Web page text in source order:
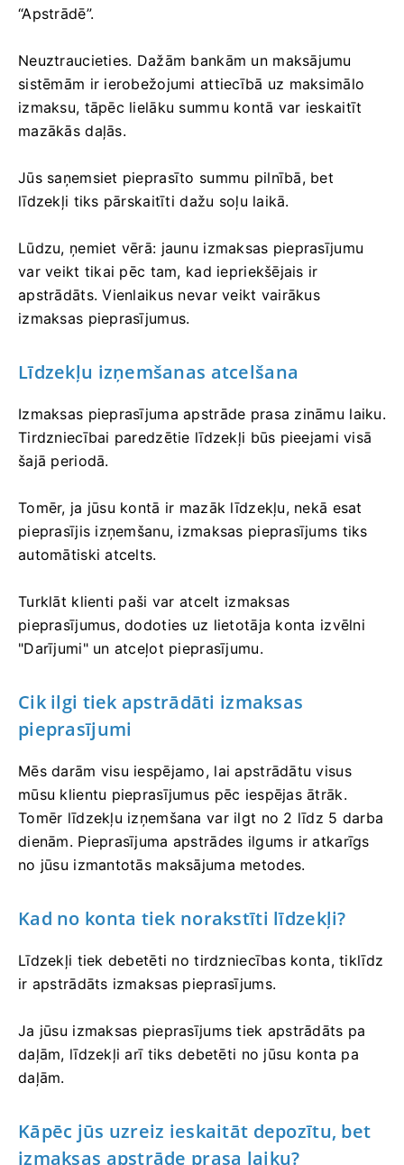
“Apstrādē”.
Neuztraucieties. Dažām bankām un maksājumu
sistēmām ir ierobežojumi attiecībā uz maksimālo
izmaksu, tāpēc lielāku summu kontā var ieskaitīt
mazākās daļās.
Jūs saņemsiet pieprasīto summu pilnībā, bet
līdzekļi tiks pārskaitīti dažu soļu laikā.
Lūdzu, ņemiet vērā: jaunu izmaksas pieprasījumu
var veikt tikai pēc tam, kad iepriekšējais ir
apstrādāts. Vienlaikus nevar veikt vairākus
izmaksas pieprasījumus.
Līdzekļu izņemšanas atcelšana
Izmaksas pieprasījuma apstrāde prasa zināmu laiku.
Tirdzniecībai paredzētie līdzekļi būs pieejami visā
šajā periodā.
Tomēr, ja jūsu kontā ir mazāk līdzekļu, nekā esat
pieprasījis izņemšanu, izmaksas pieprasījums tiks
automātiski atcelts.
Turklāt klienti paši var atcelt izmaksas
pieprasījumus, dodoties uz lietotāja konta izvēlni
"Darījumi" un atceļot pieprasījumu.
Cik ilgi tiek apstrādāti izmaksas
pieprasījumi
Mēs darām visu iespējamo, lai apstrādātu visus
mūsu klientu pieprasījumus pēc iespējas ātrāk.
Tomēr līdzekļu izņemšana var ilgt no 2 līdz 5 darba
dienām. Pieprasījuma apstrādes ilgums ir atkarīgs
no jūsu izmantotās maksājuma metodes.
Kad no konta tiek norakstīti līdzekļi?
Līdzekļi tiek debetēti no tirdzniecības konta, tiklīdz
ir apstrādāts izmaksas pieprasījums.
Ja jūsu izmaksas pieprasījums tiek apstrādāts pa
daļām, līdzekļi arī tiks debetēti no jūsu konta pa
daļām.
Kāpēc jūs uzreiz ieskaitāt depozītu, bet
izmaksas apstrāde prasa laiku?